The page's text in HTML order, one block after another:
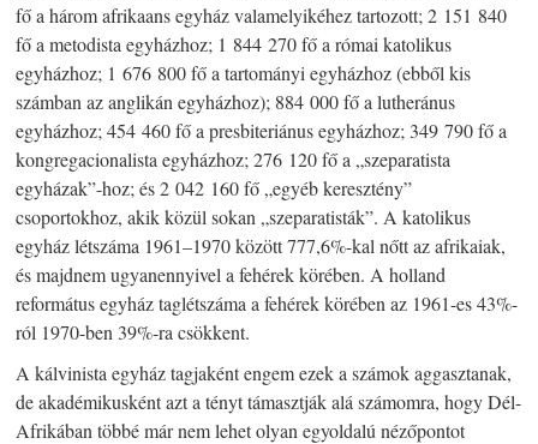
fő a három afrikaans egyház valamelyikéhez tartozott; 2 151 840
fő a metodista egyházhoz; 1 844 270 fő a római katolikus
egyházhoz; 1 676 800 fő a tartományi egyházhoz (ebből kis
számban az anglikán egyházhoz); 884 000 fő a lutheránus
egyházhoz; 454 460 fő a presbiteriánus egyházhoz; 349 790 fő a
kongregacionalista egyházhoz; 276 120 fő a „szeparatista
egyházak”-hoz; és 2 042 160 fő „egyéb keresztény”
csoportokhoz, akik közül sokan „szeparatisták”. A katolikus
egyház létszáma 1961–1970 között 777,6%-kal nőtt az afrikaiak,
és majdnem ugyanennyivel a fehérek körében. A holland
református egyház taglétszáma a fehérek körében az 1961-es 43%-
ról 1970-ben 39%-ra csökkent.
A kálvinista egyház tagjaként engem ezek a számok aggasztanak,
de akadémikusként azt a tényt támasztják alá számomra, hogy Dél-
Afrikában többé már nem lehet olyan egyoldalú nézőpontot